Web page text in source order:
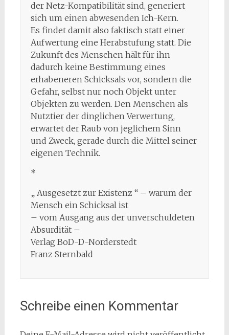
der Netz-Kompatibilität sind, generiert
sich um einen abwesenden Ich-Kern.
Es findet damit also faktisch statt einer
Aufwertung eine Herabstufung statt. Die
Zukunft des Menschen hält für ihn
dadurch keine Bestimmung eines
erhabeneren Schicksals vor, sondern die
Gefahr, selbst nur noch Objekt unter
Objekten zu werden. Den Menschen als
Nutztier der dinglichen Verwertung,
erwartet der Raub von jeglichem Sinn
und Zweck, gerade durch die Mittel seiner
eigenen Technik.
*
„ Ausgesetzt zur Existenz “ – warum der
Mensch ein Schicksal ist
– vom Ausgang aus der unverschuldeten
Absurdität –
Verlag BoD-D-Norderstedt
Franz Sternbald
Schreibe einen Kommentar